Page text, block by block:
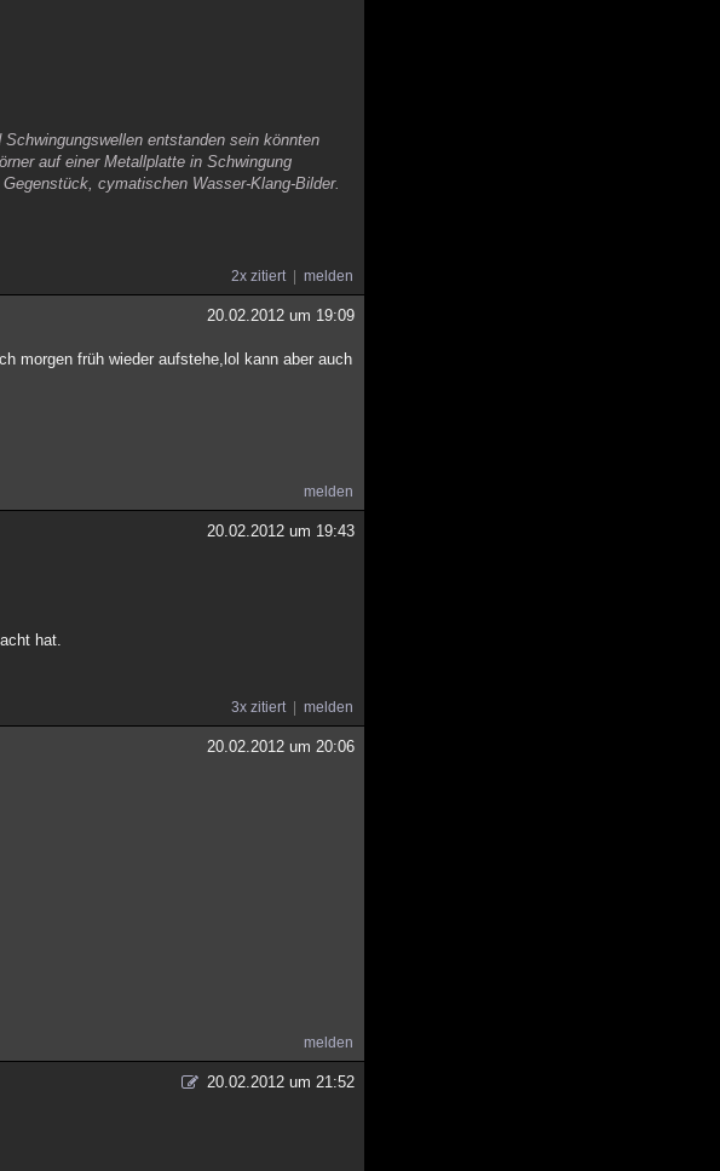
entstanden sein könnten
auf einer Metallplatte in Schwingung
cymatischen Wasser-Klang-Bilder.
2x zitiert melden
20.02.2012 um 19:09
morgen früh wieder aufstehe,lol kann aber auch
melden
20.02.2012 um 19:43
hat.
3x zitiert melden
20.02.2012 um 20:06
melden
20.02.2012 um 21:52